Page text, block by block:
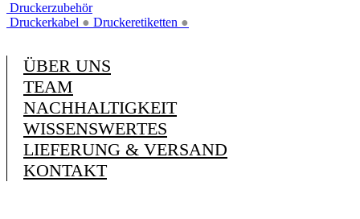
Druckerzubehör
Druckerkabel ● Druckeretiketten ●
ÜBER UNS
TEAM
NACHHALTIGKEIT
WISSENSWERTES
LIEFERUNG & VERSAND
KONTAKT